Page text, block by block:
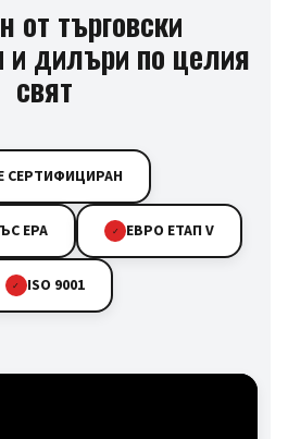
от търговски
и дилъри по целия
свят
СЕРТИФИЦИРАН
EPA ✓ ЕВРО ЕТАП V
✓ ISO 9001